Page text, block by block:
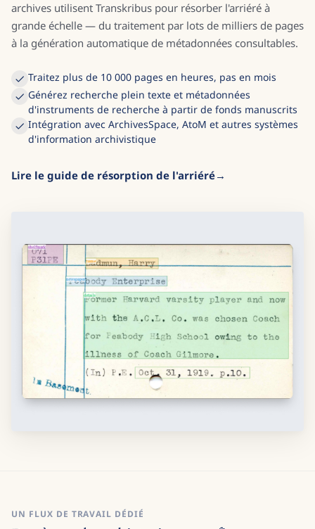
archives utilisent Transkribus pour résorber l'arriéré à
grande échelle — du traitement par lots de milliers de pages
à la génération automatique de métadonnées consultables.
Traitez plus de 10 000 pages en heures, pas en mois
Générez recherche plein texte et métadonnées
d'instruments de recherche à partir de fonds manuscrits
Intégration avec ArchivesSpace, AtoM et autres systèmes
d'information archivistique
Lire le guide de résorption de l'arriéré
UN FLUX DE TRAVAIL DÉDIÉ